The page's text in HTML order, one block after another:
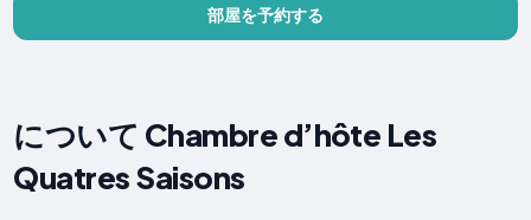
部屋を予約する
について Chambre d’hôte Les
Quatres Saisons